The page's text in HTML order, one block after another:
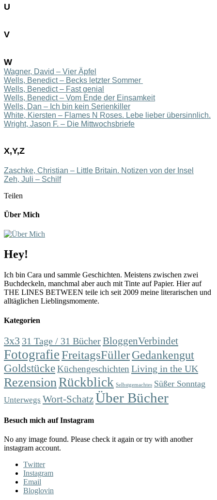
U
V
W
Wagner, David – Vier Äpfel
Wells, Benedict – Becks letzter Sommer
Wells, Benedict – Fastgenial
Wells, Benedict – Vom Ende der Einsamkeit
Wells, Dan – Ich bin kein Serienkiller
White, Kiersten – Flames N Roses. Lebe lieber übersinnlich.
Wright, Jason F. – Die Mittwochsbriefe
X,Y,Z
Zaschke, Christian – Little Britain. Notizen von der Insel
Zeh, Juli – Schilf
Teilen
Über Mich
Hey!
Ich bin Cara und sammle Geschichten. Meistens zwischen zwei
Buchdeckeln, manchmal aber auch mit Tinte auf Papier. Hier auf
THE LINES BETWEEN teile ich seit 2009 meine literarischen und
alltäglichen Lieblingsmomente.
Kategorien
3x3 31 Tage / 31 BücherBloggenVerbindet
FotografieFreitagsFüllerGedankengut
GoldstückeKüchengeschichten Living in the UK
RezensionRückblick Selbstgemachtes Süßer Sonntag
Unterwegs Wort-SchatzÜber Bücher
Besuch mich auf Instagram
No any image found. Please check it again or try with another
instagram account.
Twitter
Instagram
Email
Bloglovin